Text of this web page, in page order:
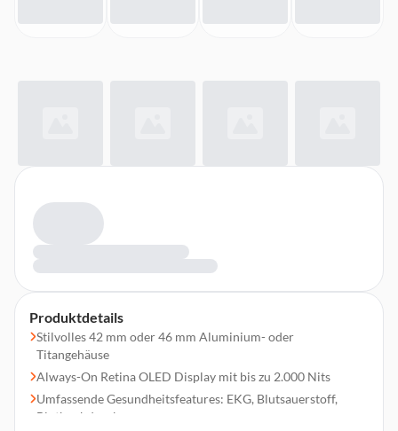
Produktdetails
Stilvolles 42 mm oder 46 mm Aluminium- oder
Titangehäuse
Always-On Retina OLED Display mit bis zu 2.000 Nits
Umfassende Gesundheitsfeatures: EKG, Blutsauerstoff,
Bluthochdruck